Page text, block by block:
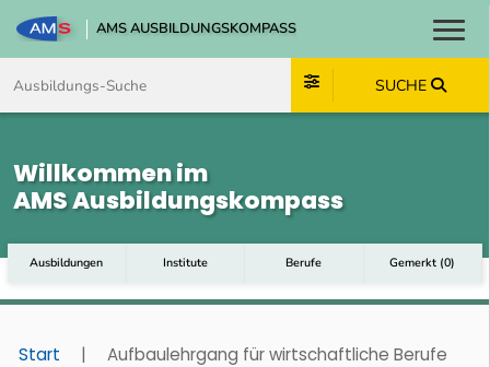
AMS AUSBILDUNGSKOMPASS
SUCHE
Willkommen im
AMS Ausbildungskompass
Ausbildungen Institute Berufe Gemerkt (0)
Start | Aufbaulehrgang für wirtschaftliche Berufe